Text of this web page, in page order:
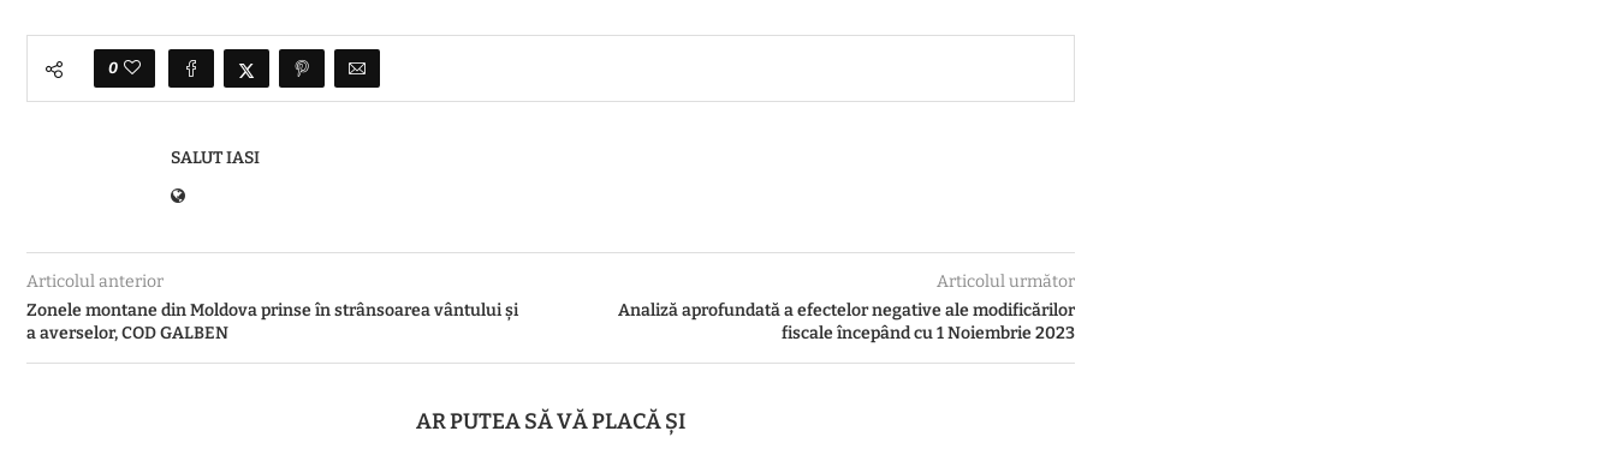
0
SALUT IASI
Articolul anterior
Zonele montane din Moldova prinse în strânsoarea vântului și
a averselor, COD GALBEN
Articolul următor
Analiză aprofundată a efectelor negative ale modificărilor
fiscale începând cu 1 Noiembrie 2023
AR PUTEA SĂ VĂ PLACĂ ȘI